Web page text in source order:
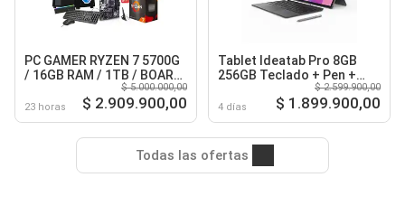
PC GAMER RYZEN 7 5700G
/ 16GB RAM / 1TB / BOARD
B550 WIFI / FUENTE 600W
80+ GOLD
23 horas
$ 5.000.000,00
$ 2.909.900,00
Tablet Ideatab Pro 8GB
256GB Teclado + Pen +
4 días
$ 2.599.900,00
$ 1.899.900,00
Todas las ofertas